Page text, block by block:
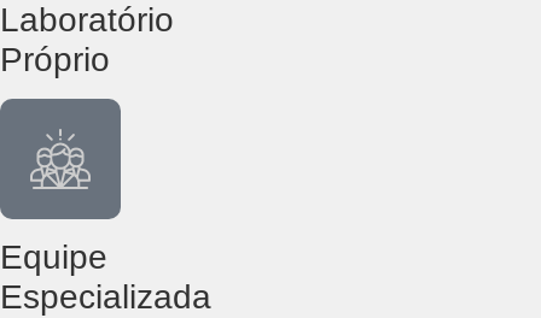
Laboratório
Próprio
Equipe
Especializada